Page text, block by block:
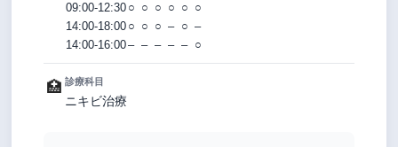
09:00-12:30 ○ ○ ○ ○ ○ ○
14:00-18:00 ○ ○ ○ – ○ –
14:00-16:00– – – – – ○
🏥 診療科目
ニキビ治療